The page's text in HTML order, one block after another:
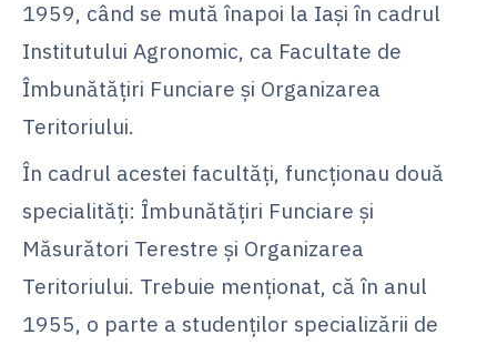
1959, când se mută înapoi la Iaşi în cadrul
Institutului Agronomic, ca Facultate de
Îmbunătăţiri Funciare şi Organizarea
Teritoriului.
În cadrul acestei facultăţi, funcţionau două
specialităţi: Îmbunătăţiri Funciare şi
Măsurători Terestre şi Organizarea
Teritoriului. Trebuie menţionat, că în anul
1955, o parte a studenţilor specializării de